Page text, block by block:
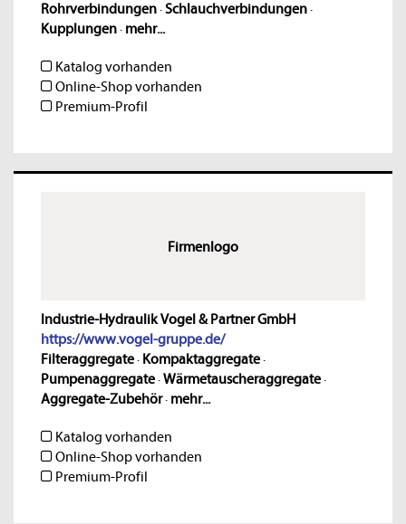
Rohrverbindungen·Schlauchverbindungen·
Kupplungen· mehr...
Katalog vorhanden
Online-Shop vorhanden
Premium-Profil
Firmenlogo
Industrie-Hydraulik Vogel & Partner GmbH
https://www.vogel-gruppe.de/
Filteraggregate· Kompaktaggregate·
Pumpenaggregate·Wärmetauscheraggregate·
Aggregate-Zubehör· mehr...
Katalog vorhanden
Online-Shop vorhanden
Premium-Profil